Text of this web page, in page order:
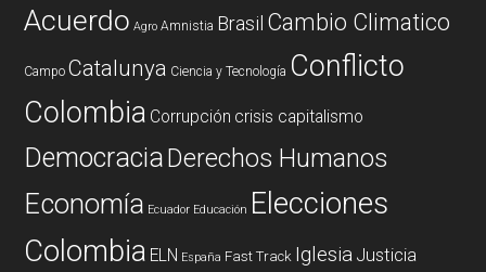
Acuerdo Agro Amnistia Brasil Cambio Climatico
Campo Catalunya Ciencia y Tecnología Conflicto
Colombia Corrupción crisis capitalismo
DemocraciaDerechos Humanos
Economía Ecuador Educación Elecciones
Colombia ELN España Fast Track Iglesia Justicia